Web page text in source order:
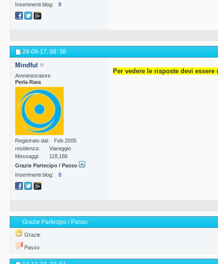
Inserimenti blog
8
28-09-17, 08: 38
Mindful
Amministratore
Perla Rara
Registrato dal
Feb 2005
residenza
Viareggio
Messaggi
118,186
Grazie Partecipo / Passo
Inserimenti blog
8
Per vedere le risposte devi essere
Grazie Partecipo / Passo
Grazie
Passo